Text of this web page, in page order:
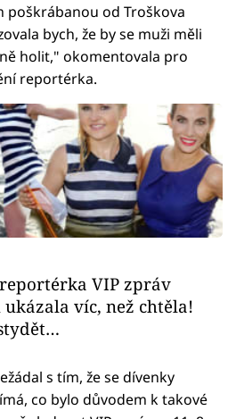
poškrábanou od Troškova
bych, že by se muži měli
holit," okomentovala pro
reportérka.
reportérka VIP zpráv
víc, než chtěla!
s tím, že se dívenky
co bylo důvodem k takové